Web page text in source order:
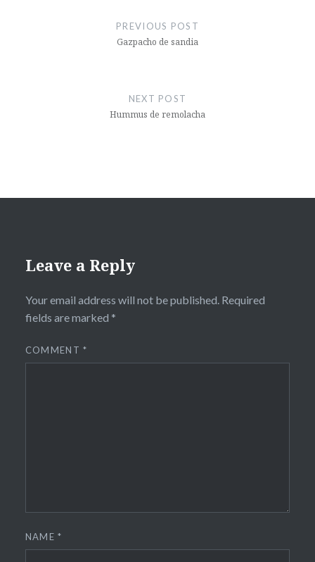
PREVIOUS POST
Gazpacho de sandia
NEXT POST
Hummus de remolacha
Leave a Reply
Your email address will not be published. Required
fields are marked *
COMMENT*
NAME*